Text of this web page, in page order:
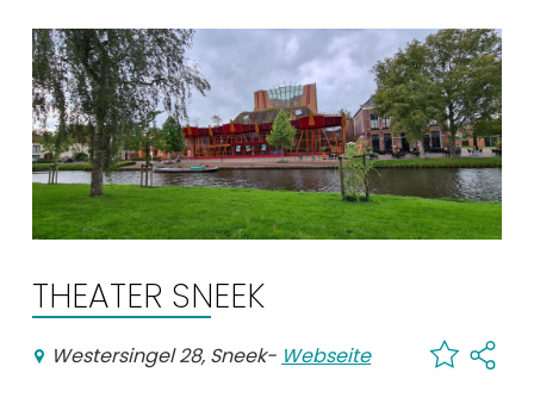
Sehen & Erleben
Essen, Trinken, Ausgehen
Wassersport
Übernachten
Einkaufen
Veranstaltungskalender
Häufig besuchte Seiten:
Stadtplan
THEATER SNEEK
Westersingel 28, Sneek- Webseite